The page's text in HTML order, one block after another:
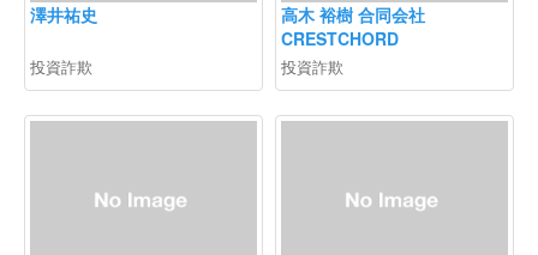
澤井祐史
投資詐欺
高木 裕樹 合同会社
CRESTCHORD
投資詐欺